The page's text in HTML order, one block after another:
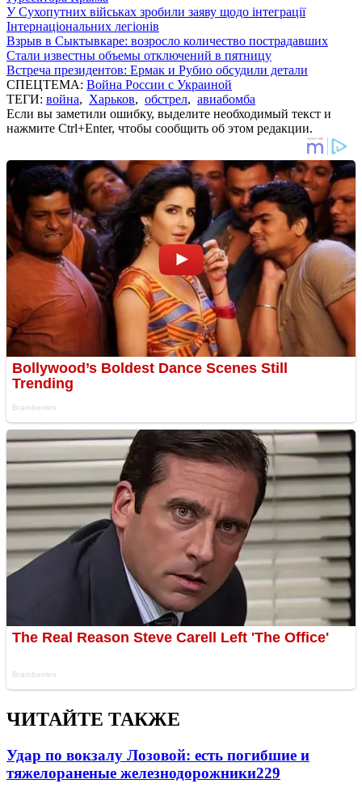
У Сухопутних військах зробили заяву щодо інтеграції
Інтернаціональних легіонів
Взрыв в Сыктывкаре: возросло количество пострадавших
Стали известны объемы отключений в пятницу
Встреча президентов: Ермак и Рубио обсудили детали
СПЕЦТЕМА: Война России с Украиной
ТЕГИ: война, Харьков, обстрел, авиабомба
Если вы заметили ошибку, выделите необходимый текст и
нажмите Ctrl+Enter, чтобы сообщить об этом редакции.
ЧИТАЙТЕ ТАКЖЕ
Удар по вокзалу Лозовой: есть погибшие и
тяжелораненые железнодорожники229